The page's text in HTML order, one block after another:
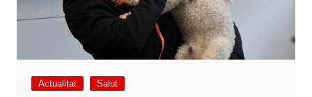
Actualitat Salut